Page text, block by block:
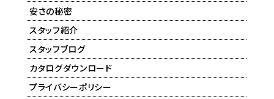
安さの秘密
スタッフ紹介
スタッフブログ
カタログダウンロード
プライバシーポリシー